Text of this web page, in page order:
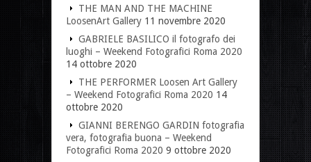
THE MAN AND THE MACHINE
LoosenArt Gallery 11 novembre 2020
GABRIELE BASILICO il fotografo dei
luoghi – Weekend Fotografici Roma 2020
14 ottobre 2020
THE PERFORMER Loosen Art Gallery
– Weekend Fotografici Roma 2020 14
ottobre 2020
GIANNI BERENGO GARDIN fotografia
vera, fotografia buona – Weekend
Fotografici Roma 2020 9 ottobre 2020